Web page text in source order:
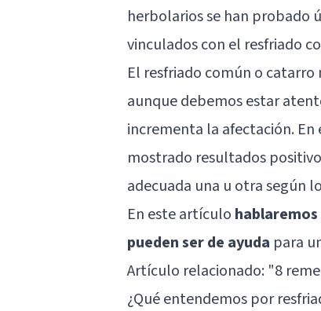
herbolarios se han probado
vinculados con el resfriado
El resfriado común o
aunque debemos estar
incrementa la afectación.
mostrado resultados
adecuada una u otra según
En este artículo
pueden ser de ayuda para
Artículo relacionado: "8
¿Qué entendemos por